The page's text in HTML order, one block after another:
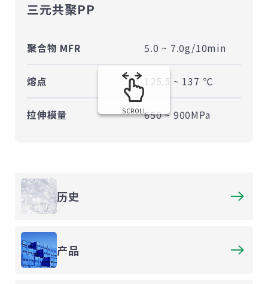
三元共聚PP
聚合物 MFR 5.0 ~ 7.0g/10min
熔点 125.5 ~ 137 ℃
拉伸模量 650 ~ 900MPa
SCROLL
历史
产品